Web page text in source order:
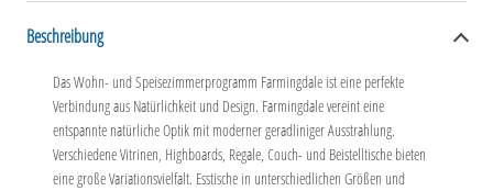
Beschreibung
Das Wohn- und Speisezimmerprogramm Farmingdale ist eine perfekte
Verbindung aus Natürlichkeit und Design. Farmingdale vereint eine
entspannte natürliche Optik mit moderner geradliniger Ausstrahlung.
Verschiedene Vitrinen, Highboards, Regale, Couch- und Beistelltische bieten
eine große Variationsvielfalt. Esstische in unterschiedlichen Größen und